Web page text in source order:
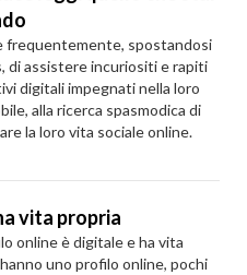
frequentemente, spostandosi
di assistere incuriositi e rapiti
digitali impegnati nella loro
alla ricerca spasmodica di
la loro vita sociale online.
vita propria
online è digitale e ha vita
uno profilo online, pochi